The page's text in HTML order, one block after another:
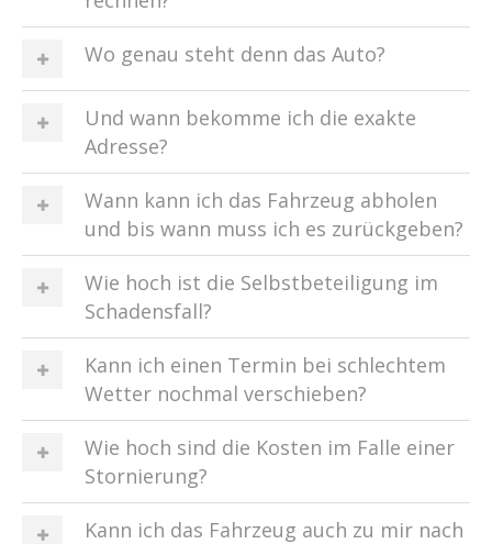
Wo genau steht denn das Auto?
Und wann bekomme ich die exakte
Adresse?
Wann kann ich das Fahrzeug abholen
und bis wann muss ich es zurückgeben?
Wie hoch ist die Selbstbeteiligung im
Schadensfall?
Kann ich einen Termin bei schlechtem
Wetter nochmal verschieben?
Wie hoch sind die Kosten im Falle einer
Stornierung?
Kann ich das Fahrzeug auch zu mir nach